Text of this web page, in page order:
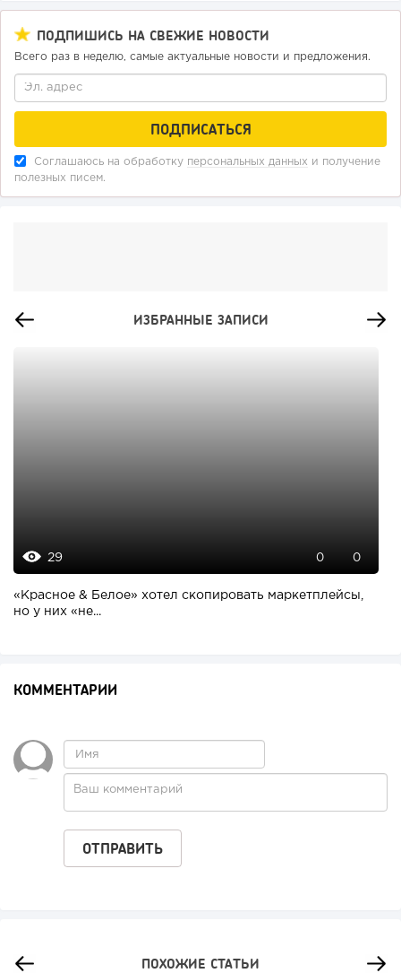
ПОДПИШИСЬ НА СВЕЖИЕ НОВОСТИ
Всего раз в неделю, самые актуальные новости и предложения.
Соглашаюсь на обработку персональных данных и получение
полезных писем.
ИЗБРАННЫЕ ЗАПИСИ
29 0 0
«Красное & Белое» хотел скопировать маркетплейсы,
но у них «не...
КОММЕНТАРИИ
ПОХОЖИЕ СТАТЬИ